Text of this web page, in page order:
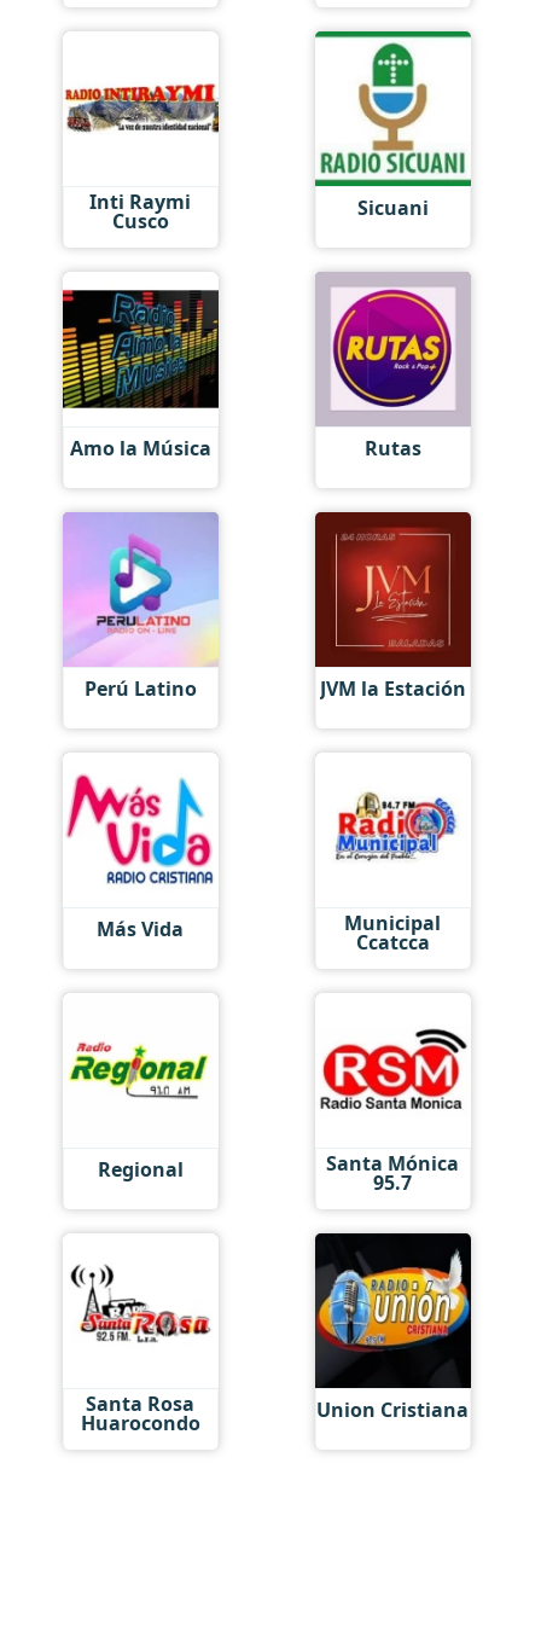
Inti Raymi
Cusco Sicuani
Amo la Música Rutas
Perú Latino JVM la Estación
Más Vida Municipal
Ccatcca
Regional Santa Mónica
95.7
Santa Rosa
Huarocondo Union Cristiana